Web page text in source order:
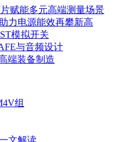
赋能多元高端测量场景
力电源能效再攀新高
模拟开关
与音频设计
端装备制造
组
文解读